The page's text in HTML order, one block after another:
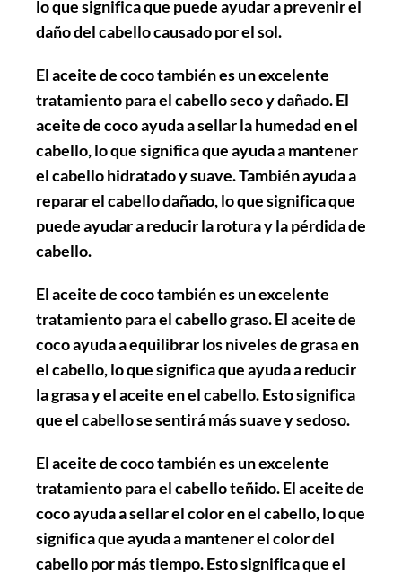
lo que significa que puede ayudar a prevenir el
daño del cabello causado por el sol.
El aceite de coco también es un excelente
tratamiento para el cabello seco y dañado. El
aceite de coco ayuda a sellar la humedad en el
cabello, lo que significa que ayuda a mantener
el cabello hidratado y suave. También ayuda a
reparar el cabello dañado, lo que significa que
puede ayudar a reducir la rotura y la pérdida de
cabello.
El aceite de coco también es un excelente
tratamiento para el cabello graso. El aceite de
coco ayuda a equilibrar los niveles de grasa en
el cabello, lo que significa que ayuda a reducir
la grasa y el aceite en el cabello. Esto significa
que el cabello se sentirá más suave y sedoso.
El aceite de coco también es un excelente
tratamiento para el cabello teñido. El aceite de
coco ayuda a sellar el color en el cabello, lo que
significa que ayuda a mantener el color del
cabello por más tiempo. Esto significa que el